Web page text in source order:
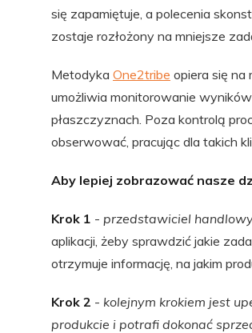
się zapamiętuje, a polecenia
zostaje rozłożony na mniejsze
Metodyka One2tribe opiera się na
umożliwia monitorowanie
płaszczyznach. Poza kontrolą
obserwować, pracując dla takich
Aby lepiej zobrazować nasze
Krok 1 - przedstawiciel
aplikacji, żeby sprawdzić jakie
otrzymuje informację, na jakim
Krok 2 - kolejnym krokiem jest
produkcie i potrafi dokonać